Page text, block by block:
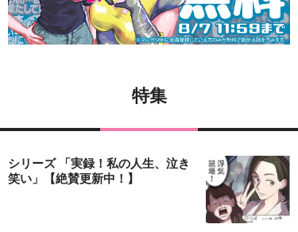
特集
シリーズ 「実録！私の人生、泣き
笑い」【絶賛更新中！】